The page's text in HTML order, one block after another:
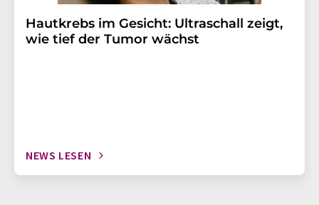
Hautkrebs im Gesicht: Ultraschall zeigt,
wie tief der Tumor wächst
NEWS LESEN